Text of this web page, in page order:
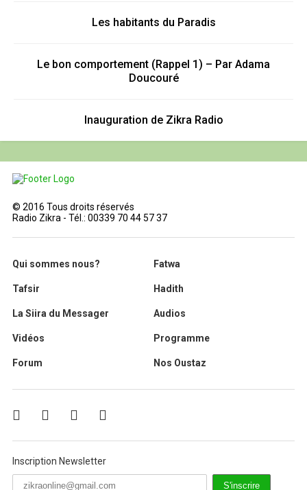
Les habitants du Paradis
Le bon comportement (Rappel 1) – Par Adama
Doucouré
Inauguration de Zikra Radio
© 2016 Tous droits réservés
Radio Zikra - Tél.: 00339 70 44 57 37
Qui sommes nous? Fatwa
Tafsir Hadith
La Siira du Messager Audios
Vidéos Programme
Forum Nos Oustaz
Inscription Newsletter